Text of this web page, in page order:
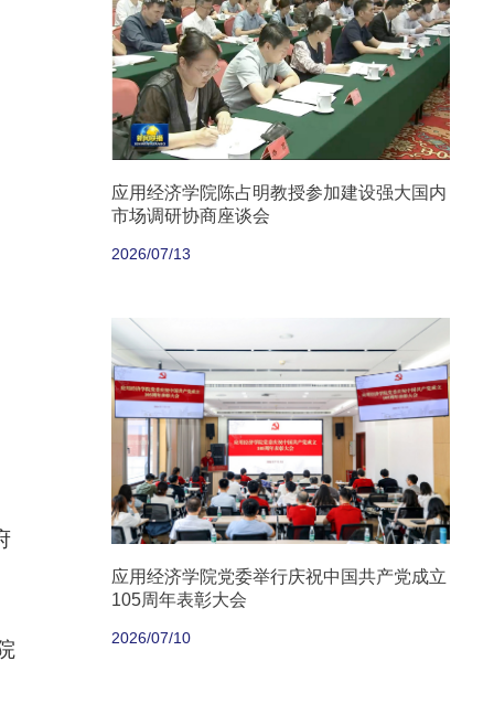
应用经济学院陈占明教授参加建设强大国内
市场调研协商座谈会
2026/07/13
应用经济学院党委举行庆祝中国共产党成立
105周年表彰大会
2026/07/10